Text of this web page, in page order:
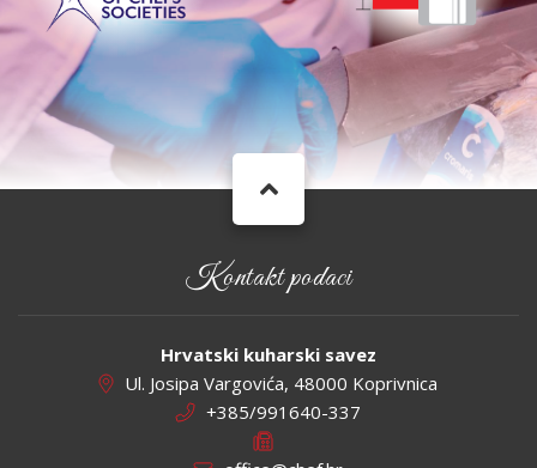
Kontakt podaci
Hrvatski kuharski savez
Ul. Josipa Vargovića, 48000 Koprivnica
+385/991640-337